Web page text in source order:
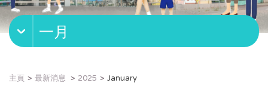
v
g
一月
主頁 最新消息 2025 January